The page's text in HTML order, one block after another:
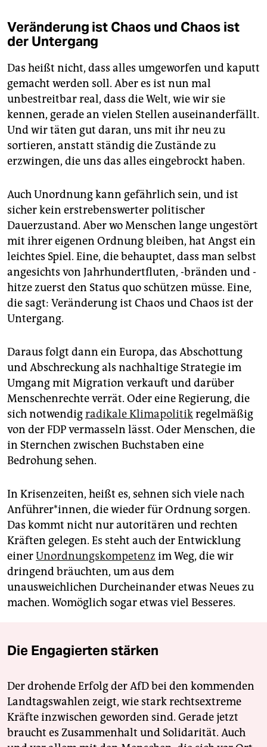
Veränderung ist Chaos und Chaos ist
der Untergang
Das heißt nicht, dass alles umgeworfen und kaputt
gemacht werden soll. Aber es ist nun mal
unbestreitbar real, dass die Welt, wie wir sie
kennen, gerade an vielen Stellen auseinanderfällt.
Und wir täten gut daran, uns mit ihr neu zu
sortieren, anstatt ständig die Zustände zu
erzwingen, die uns das alles eingebrockt haben.
Auch Unordnung kann gefährlich sein, und ist
sicher kein erstrebenswerter politischer
Dauerzustand. Aber wo Menschen lange ungestört
mit ihrer eigenen Ordnung bleiben, hat Angst ein
leichtes Spiel. Eine, die behauptet, dass man selbst
angesichts von Jahrhundertfluten, -bränden und -
hitze zuerst den Status quo schützen müsse. Eine,
die sagt: Veränderung ist Chaos und Chaos ist der
Untergang.
Daraus folgt dann ein Europa, das Abschottung
und Abschreckung als nachhaltige Strategie im
Umgang mit Migration verkauft und darüber
Menschenrechte verrät. Oder eine Regierung, die
sich notwendigradikale Klimapolitikregelmäßig
von der FDP vermasseln lässt. Oder Menschen, die
in Sternchen zwischen Buchstaben eine
Bedrohung sehen.
In Krisenzeiten, heißt es, sehnen sich viele nach
Anführer*innen, die wieder für Ordnung sorgen.
Das kommt nicht nur autoritären und rechten
Kräften gelegen. Es steht auch der Entwicklung
einerUnordnungskompetenz im Weg, die wir
dringend bräuchten, um aus dem
unausweichlichen Durcheinander etwas Neues zu
machen. Womöglich sogar etwas viel Besseres.
Die Engagierten stärken
Der drohende Erfolg der AfD bei den kommenden
Landtagswahlen zeigt, wie stark rechtsextreme
Kräfte inzwischen geworden sind. Gerade jetzt
braucht es Zusammenhalt und Solidarität. Auch